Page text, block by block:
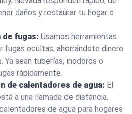
daños y restaurar tu hogar o
de fugas: Usamos herramientas
fugas ocultas, ahorrándote dinero
Ya sean tuberías, inodoros o
rápidamente.
de calentadores de agua: El
a una llamada de distancia.
de agua para hogares